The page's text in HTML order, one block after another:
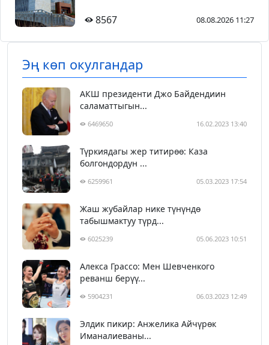
8567 08.08.2026 11:27
Эң көп окулгандар
АКШ президенти Джо Байдендиин
саламаттыгын...
6469650 16.02.2023 13:40
Түркиядагы жер титирөө: Каза
болгондордун ...
6259961 05.03.2023 17:54
Жаш жубайлар нике түнүндө
табышмактуу түрд...
6025239 05.06.2023 10:51
Алекса Грассо: Мен Шевченкого
реванш берүү...
5904231 06.03.2023 12:49
Элдик пикир: Анжелика Айчүрөк
Иманалиеваны...